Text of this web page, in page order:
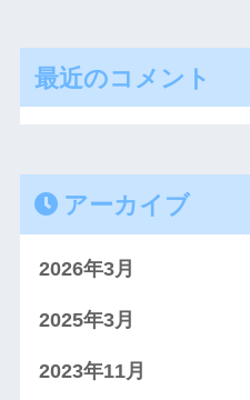
最近のコメント
アーカイブ
2026年3月
2025年3月
2023年11月